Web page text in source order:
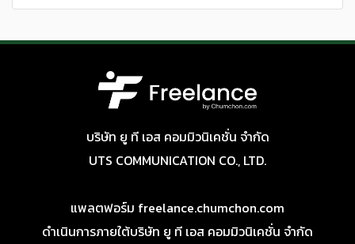
บริษัท ยู ที เอส คอมมิวนิเคชั่น จำกัด
UTS COMMUNICATION CO., LTD.
แพลตฟอร์ม freelance.chumchon.com
ดำเนินการภายใต้บริษัท ยู ที เอส คอมมิวนิเคชั่น จำกัด